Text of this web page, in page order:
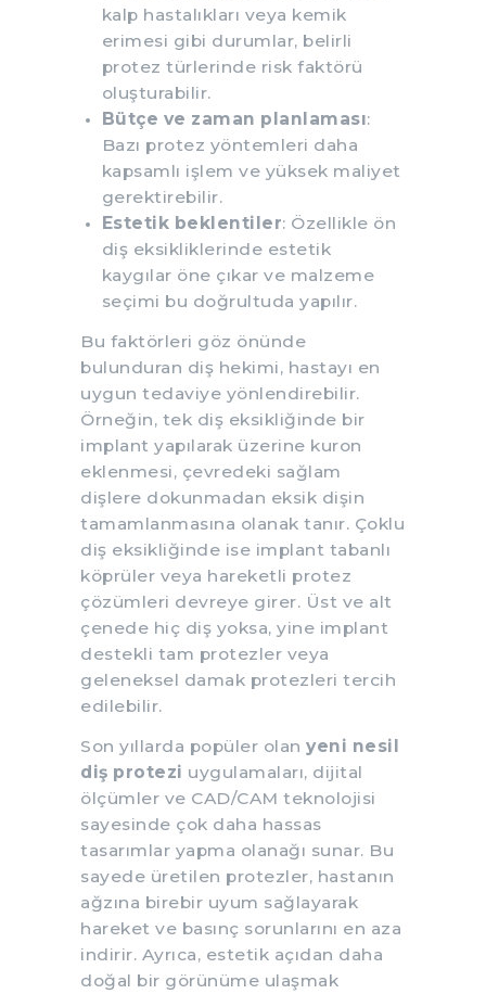
kalp hastalıkları veya kemik
erimesi gibi durumlar, belirli
protez türlerinde risk faktörü
oluşturabilir.
Bütçe ve zaman planlaması:
Bazı protez yöntemleri daha
kapsamlı işlem ve yüksek maliyet
gerektirebilir.
Estetik beklentiler: Özellikle ön
diş eksikliklerinde estetik
kaygılar öne çıkar ve malzeme
seçimi bu doğrultuda yapılır.
Bu faktörleri göz önünde
bulunduran diş hekimi, hastayı en
uygun tedaviye yönlendirebilir.
Örneğin, tek diş eksikliğinde bir
implant yapılarak üzerine kuron
eklenmesi, çevredeki sağlam
dişlere dokunmadan eksik dişin
tamamlanmasına olanak tanır. Çoklu
diş eksikliğinde ise implant tabanlı
köprüler veya hareketli protez
çözümleri devreye girer. Üst ve alt
çenede hiç diş yoksa, yine implant
destekli tam protezler veya
geleneksel damak protezleri tercih
edilebilir.
Son yıllarda popüler olan yeni nesil
diş protezi uygulamaları, dijital
ölçümler ve CAD/CAM teknolojisi
sayesinde çok daha hassas
tasarımlar yapma olanağı sunar. Bu
sayede üretilen protezler, hastanın
ağzına birebir uyum sağlayarak
hareket ve basınç sorunlarını en aza
indirir. Ayrıca, estetik açıdan daha
doğal bir görünüme ulaşmak